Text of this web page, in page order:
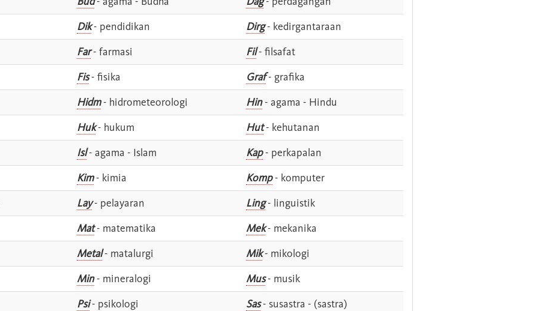
Dik- pendidikan Dirg- kedirgantaraan
Far- farmasi Fil- filsafat
Fis- fisika Graf- grafika
Hidm- hidrometeorologi Hin- agama - Hindu
Huk- hukum Hut- kehutanan
Isl- agama - Islam Kap- perkapalan
Kim- kimia Komp- komputer
Lay- pelayaran Ling- linguistik
Mat- matematika Mek- mekanika
Metal- matalurgi Mik- mikologi
Min- mineralogi Mus- musik
Psi- psikologi Sas- susastra - (sastra)